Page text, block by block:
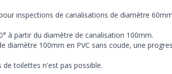
inspections de canalisations de diamètre
à partir du diamètre de canalisation 100mm.
diamètre 100mm en PVC sans coude, une
de toilettes n'est pas possible.